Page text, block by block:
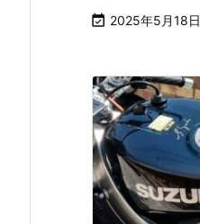
 2025年5月18日